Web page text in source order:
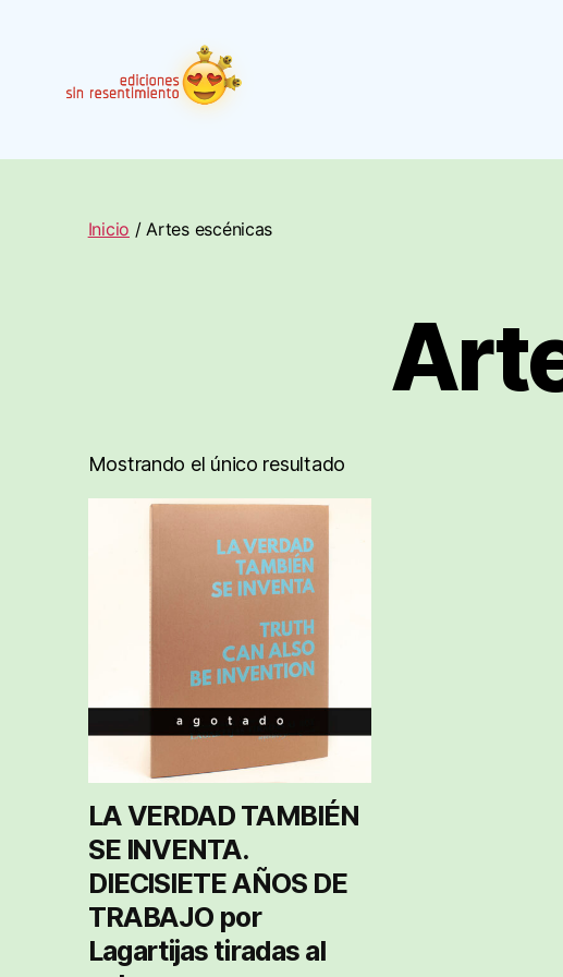
Sin
Inicio / Artes escénicas
Mostrando el único resultado
LA VERDAD TAMBIÉN
SE INVENTA.
DIECISIETE AÑOS DE
TRABAJO por
Lagartijas tiradas al